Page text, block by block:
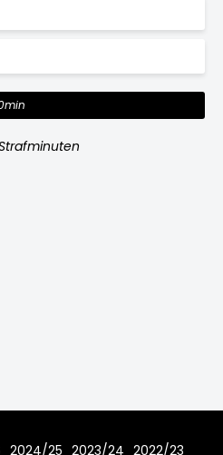
2024/25 2023/24 2022/23